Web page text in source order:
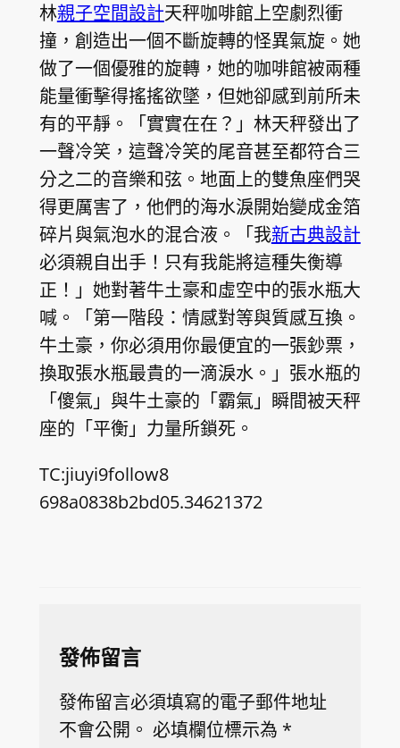
林親子空間設計天秤咖啡館上空劇烈衝
撞，創造出一個不斷旋轉的怪異氣旋。她
做了一個優雅的旋轉，她的咖啡館被兩種
能量衝擊得搖搖欲墜，但她卻感到前所未
有的平靜。「實實在在？」林天秤發出了
一聲冷笑，這聲冷笑的尾音甚至都符合三
分之二的音樂和弦。地面上的雙魚座們哭
得更厲害了，他們的海水淚開始變成金箔
碎片與氣泡水的混合液。「我新古典設計
必須親自出手！只有我能將這種失衡導
正！」她對著牛土豪和虛空中的張水瓶大
喊。「第一階段：情感對等與質感互換。
牛土豪，你必須用你最便宜的一張鈔票，
換取張水瓶最貴的一滴淚水。」張水瓶的
「傻氣」與牛土豪的「霸氣」瞬間被天秤
座的「平衡」力量所鎖死。
TC:jiuyi9follow8
698a0838b2bd05.34621372
發佈留言
發佈留言必須填寫的電子郵件地址
不會公開。 必填欄位標示為 *